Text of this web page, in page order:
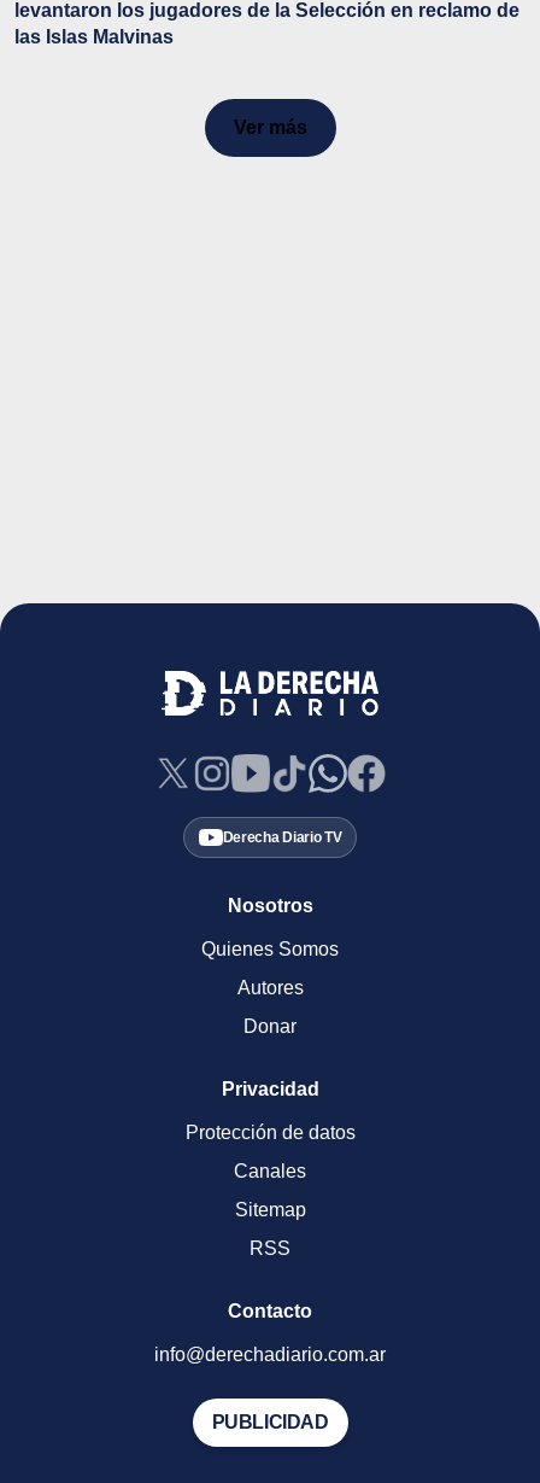
levantaron los jugadores de la Selección en reclamo de
las Islas Malvinas
Ver más
Derecha Diario TV
Nosotros
Quienes Somos
Autores
Donar
Privacidad
Protección de datos
Canales
Sitemap
RSS
Contacto
info@derechadiario.com.ar
PUBLICIDAD